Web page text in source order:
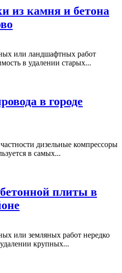
из камня и бетона
или ландшафтных работ
в удалении старых...
в городе
дизельные компрессоры
в самых...
плиты в
или земляных работ нередко
крупных...